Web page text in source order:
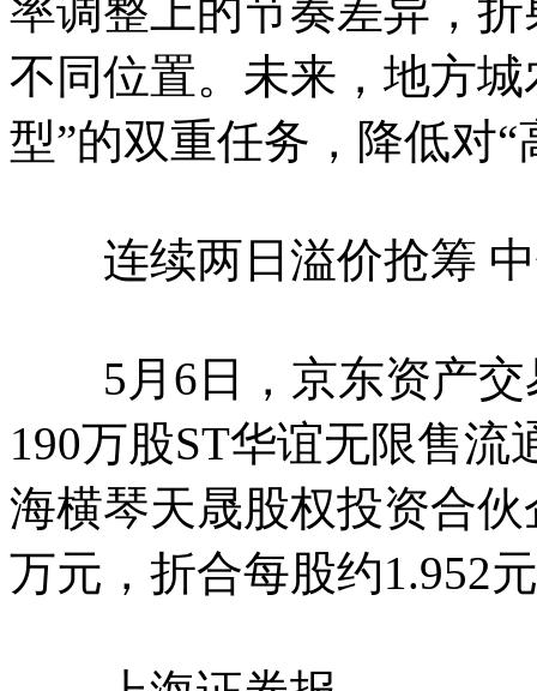
率调整上的节奏差异，
不同位置。未来，地方
型”的双重任务，降低对
连续两日溢价抢筹 中
5月6日，京东资产交
190万股ST华谊无限售
海横琴天晟股权投资合
万元，折合每股约1.952